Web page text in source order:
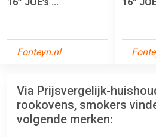
Fonteyn.nl
Via Prijsvergelijk-
rookovens, smokers
volgende merken: